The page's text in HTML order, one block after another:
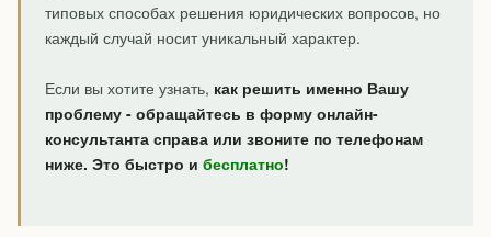
типовых способах решения юридических вопросов, но
каждый случай носит уникальный характер.
Если вы хотите узнать, как решить именно Вашу
проблему - обращайтесь в форму онлайн-
консультанта справа или звоните по телефонам
ниже. Это быстро и бесплатно!